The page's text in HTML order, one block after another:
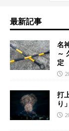
最新記事
名
～
定
打
り